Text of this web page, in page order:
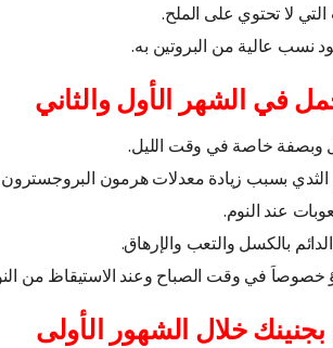
لا تحتوي على الملح.
نسب عالية من البروتين به.
في الشهر الأول والثاني
وبصفة خاصة في وقت الليل.
الثدي بسبب زيادة معدلات هرمون
عند النوم.
بالكسل والتعب والإرهاق.
خصوصاَ في وقت الصباح وعند الاستيقاظ من
خلال الشهور الأولى